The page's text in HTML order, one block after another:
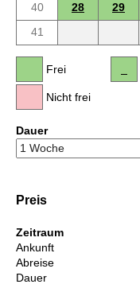
40
28 29
41
Frei
Nicht frei
Dauer
Preis
Zeitraum
Ankunft
Abreise
Dauer